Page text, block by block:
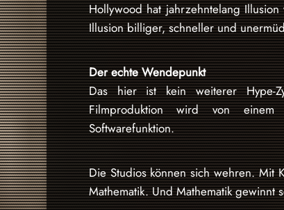
Hollywood hat jahrzehntelang
Illusion billiger, schneller und
Der echte Wendepunkt
Das hier ist kein weiterer Hype-
Filmproduktion wird von einem
Softwarefunktion.
Die Studios können sich wehren. Mit
Mathematik. Und Mathematik gewinnt